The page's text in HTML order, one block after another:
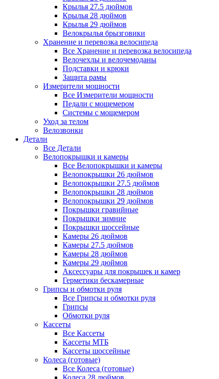
Крылья 27.5 дюймов
Крылья 28 дюймов
Крылья 29 дюймов
Велокрылья брызговики
Хранение и перевозка велосипеда
Все Хранение и перевозка велосипеда
Велочехлы и велочемоданы
Подставки и крюки
Защита рамы
Измерители мощности
Все Измерители мощности
Педали с мощемером
Системы с мощемером
Уход за телом
Велозвонки
Детали
Все Детали
Велопокрышки и камеры
Все Велопокрышки и камеры
Велопокрышки 26 дюймов
Велопокрышки 27.5 дюймов
Велопокрышки 28 дюймов
Велопокрышки 29 дюймов
Покрышки гравийные
Покрышки зимние
Покрышки шоссейные
Камеры 26 дюймов
Камеры 27.5 дюймов
Камеры 28 дюймов
Камеры 29 дюймов
Аксессуары для покрышек и камер
Герметики бескамерные
Грипсы и обмотки руля
Все Грипсы и обмотки руля
Грипсы
Обмотки руля
Кассеты
Все Кассеты
Кассеты МТБ
Кассеты шоссейные
Колеса (готовые)
Все Колеса (готовые)
Колеса 28 дюймов